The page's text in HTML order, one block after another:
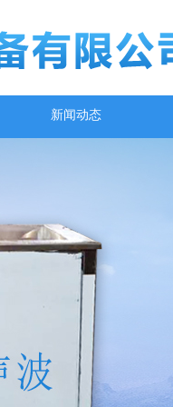
新闻动态